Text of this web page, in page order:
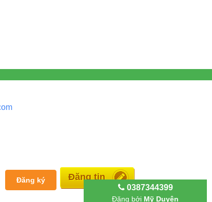
Đăng ký Đăng tin
0387344399
Đăng bởi Mỹ Duyên